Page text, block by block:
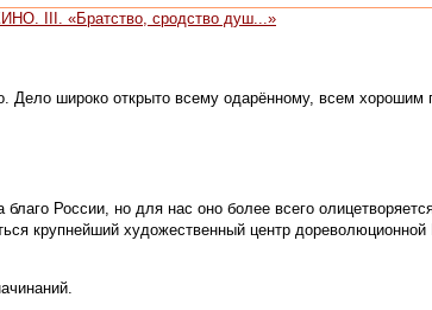
III. «Братство, сродство душ...»
Дело широко открыто всему одарённому, всем хорошим
России, но для нас оно более всего
крупнейший художественный центр